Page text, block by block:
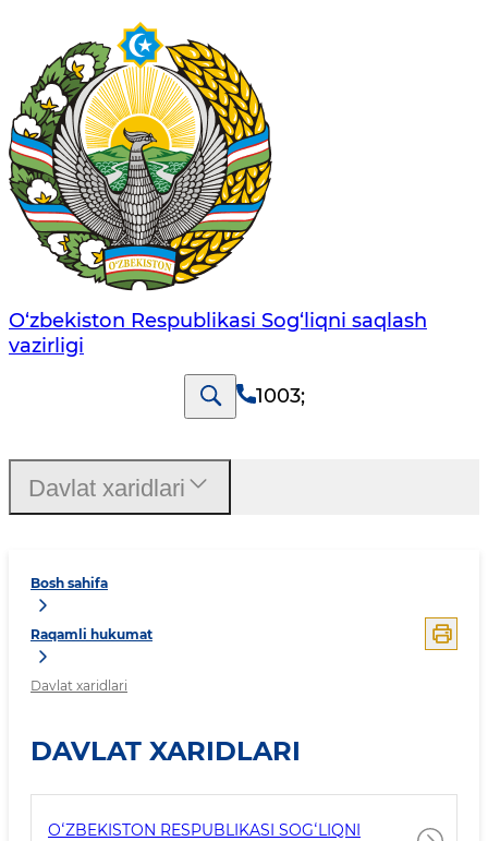
O‘zbеkistоn Rеspublikаsi Sоg‘liqni saqlash
vаzirligi
1003;
Bosh sahifa
Raqamli hukumat
Davlat xaridlari
DAVLAT XARIDLARI
OʻZBEKISTON RESPUBLIKASI SOGʻLIQNI
Davlat xaridlari